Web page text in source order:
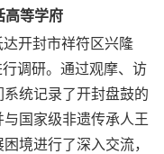
高等学府
开封市祥符区兴隆
行调研。通过观摩、访
统记录了开封盘鼓的
国家级非遗传承人王
境进行了深入交流，